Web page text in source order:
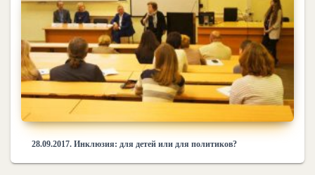
28.09.2017. Инклюзия: для детей или для политиков?